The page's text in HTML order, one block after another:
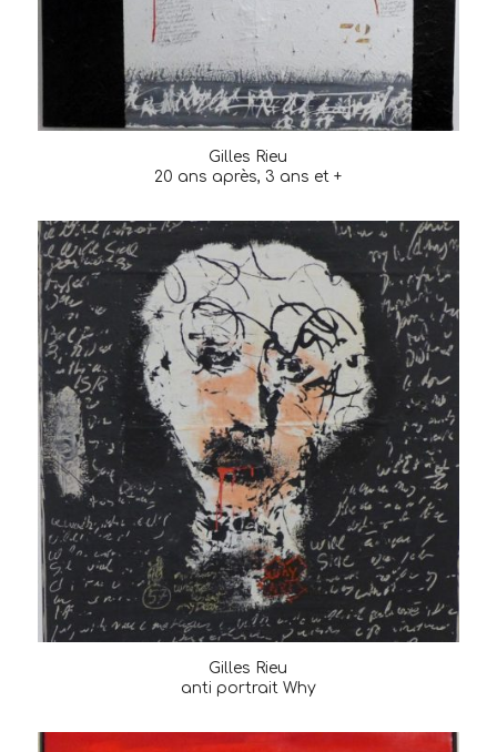
Gilles Rieu
20 ans après, 3 ans et +
Gilles Rieu
anti portrait Why